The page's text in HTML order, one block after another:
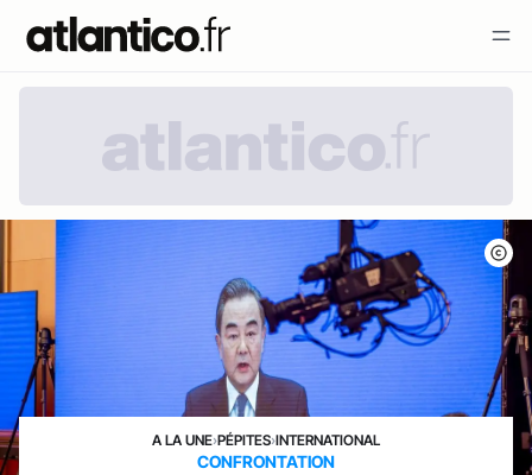
A LA UNE›PÉPITES›INTERNATIONAL
CONFRONTATION